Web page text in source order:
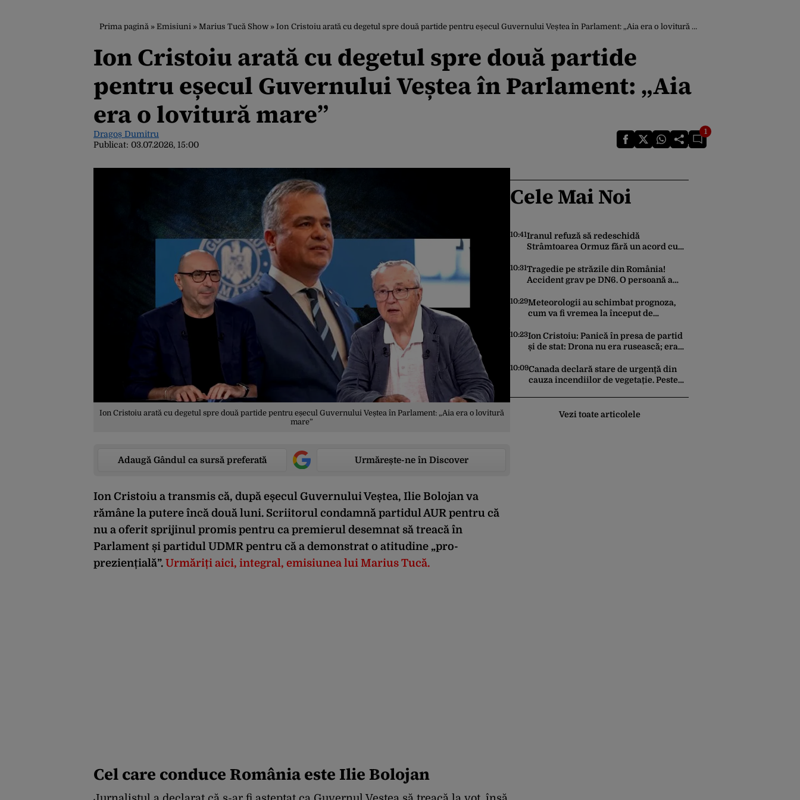
Prima pagină » Emisiuni » Marius Tucă Show » Ion Cristoiu arată cu degetul spre două partide pentru eșecul Guvernului Veștea în Parlament: „Aia era o lovitură mare”
Ion Cristoiu arată cu degetul spre două partide
pentru eșecul Guvernului Veștea în Parlament: „Aia
era o lovitură mare”
Dragoș Dumitru
Publicat: 03.07.2026, 15:00
1
Ion Cristoiu arată cu degetul spre două partide pentru eșecul Guvernului Veștea în Parlament: „Aia era o lovitură
mare”
Adaugă Gândul ca sursă preferată Urmărește-ne în Discover
Ion Cristoiu a transmis că, după eșecul Guvernului Veștea, Ilie Bolojan va
rămâne la putere încă două luni. Scriitorul condamnă partidul AUR pentru că
nu a oferit sprijinul promis pentru ca premierul desemnat să treacă în
Parlament și partidul UDMR pentru că a demonstrat o atitudine „pro-
preziențială”. Urmăriți aici, integral, emisiunea lui Marius Tucă.
Cel care conduce România este Ilie Bolojan
Cele Mai Noi
10:41Iranul refuză să redeschidă
Strâmtoarea Ormuz fără un acord cu
10:31Tragedie pe străzile din România!
Accident grav pe DN6. O persoană a
10:29Meteorologii au schimbat prognoza,
cum va fi vremea la început de
oră pentru Gândul
10:23Ion Cristoiu: Panică în presa de partid
și de stat: Drona nu era rusească; era
10:09Canada declară stare de urgență din
cauza incendiilor de vegetație. Peste
Vezi toate articolele